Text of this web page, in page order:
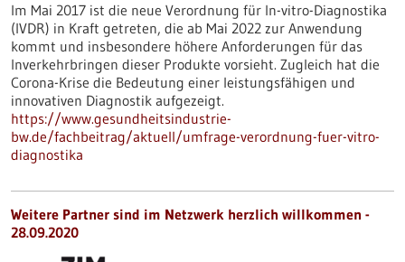
Im Mai 2017 ist die neue Verordnung für In-vitro-Diagnostika
(IVDR) in Kraft getreten, die ab Mai 2022 zur Anwendung
kommt und insbesondere höhere Anforderungen für das
Inverkehrbringen dieser Produkte vorsieht. Zugleich hat die
Corona-Krise die Bedeutung einer leistungsfähigen und
innovativen Diagnostik aufgezeigt.
https://www.gesundheitsindustrie-
bw.de/fachbeitrag/aktuell/umfrage-verordnung-fuer-vitro-
diagnostika
Weitere Partner sind im Netzwerk herzlich willkommen -
28.09.2020